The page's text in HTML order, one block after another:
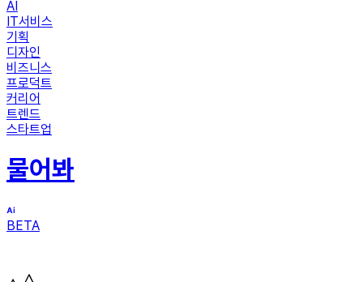
AI
IT서비스
기획
디자인
비즈니스
프로덕트
커리어
트렌드
스타트업
물어봐
BETA